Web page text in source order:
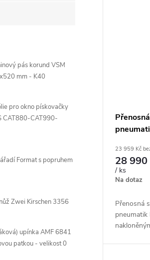
pás korund VSM
mm - K40
pro okno pískovačky
CAT880-CAT990-
Format s popruhem
Zwei Kirschen 3356
upínka AMF 6841
patkou - velikost 0
k
23 959 Kč
28 990
/ ks
Na dotaz
Přenosná
snadné